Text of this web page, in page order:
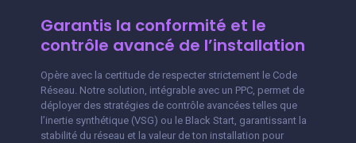
Garantis la conformité et le
contrôle avancé de l’installation
Opère avec la certitude de respecter strictement le Code
Réseau. Notre solution, intégrable avec un PPC, permet de
déployer des stratégies de contrôle avancées telles que
l’inertie synthétique (VSG) ou le Black Start, garantissant la
stabilité du réseau et la valeur de ton installation pour